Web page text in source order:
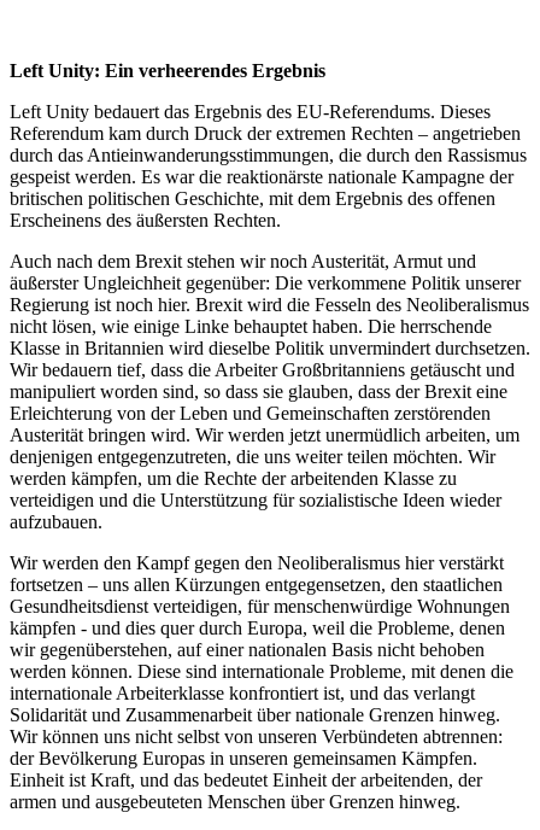
Left Unity: Ein verheerendes Ergebnis
Left Unity bedauert das Ergebnis des EU-Referendums. Dieses
Referendum kam durch Druck der extremen Rechten – angetrieben
durch das Antieinwanderungsstimmungen, die durch den Rassismus
gespeist werden. Es war die reaktionärste nationale Kampagne der
britischen politischen Geschichte, mit dem Ergebnis des offenen
Erscheinens des äußersten Rechten.
Auch nach dem Brexit stehen wir noch Austerität, Armut und
äußerster Ungleichheit gegenüber: Die verkommene Politik unserer
Regierung ist noch hier. Brexit wird die Fesseln des Neoliberalismus
nicht lösen, wie einige Linke behauptet haben. Die herrschende
Klasse in Britannien wird dieselbe Politik unvermindert durchsetzen.
Wir bedauern tief, dass die Arbeiter Großbritanniens getäuscht und
manipuliert worden sind, so dass sie glauben, dass der Brexit eine
Erleichterung von der Leben und Gemeinschaften zerstörenden
Austerität bringen wird. Wir werden jetzt unermüdlich arbeiten, um
denjenigen entgegenzutreten, die uns weiter teilen möchten. Wir
werden kämpfen, um die Rechte der arbeitenden Klasse zu
verteidigen und die Unterstützung für sozialistische Ideen wieder
aufzubauen.
Wir werden den Kampf gegen den Neoliberalismus hier verstärkt
fortsetzen – uns allen Kürzungen entgegensetzen, den staatlichen
Gesundheitsdienst verteidigen, für menschenwürdige Wohnungen
kämpfen - und dies quer durch Europa, weil die Probleme, denen
wir gegenüberstehen, auf einer nationalen Basis nicht behoben
werden können. Diese sind internationale Probleme, mit denen die
internationale Arbeiterklasse konfrontiert ist, und das verlangt
Solidarität und Zusammenarbeit über nationale Grenzen hinweg.
Wir können uns nicht selbst von unseren Verbündeten abtrennen:
der Bevölkerung Europas in unseren gemeinsamen Kämpfen.
Einheit ist Kraft, und das bedeutet Einheit der arbeitenden, der
armen und ausgebeuteten Menschen über Grenzen hinweg.